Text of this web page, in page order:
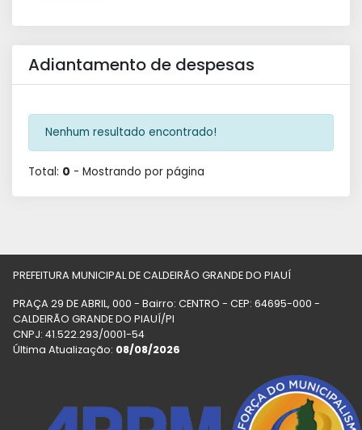
Adiantamento de despesas
Nenhum resultado encontrado!
Total: 0 - Mostrando por página
PREFEITURA MUNICIPAL DE CALDEIRÃO GRANDE DO PIAUÍ
PRAÇA 29 DE ABRIL, 000 - Bairro: CENTRO - CEP: 64695-000 -
CALDEIRÃO GRANDE DO PIAUÍ/PI
CNPJ: 41.522.293/0001-54
Última Atualização: 08/08/2026